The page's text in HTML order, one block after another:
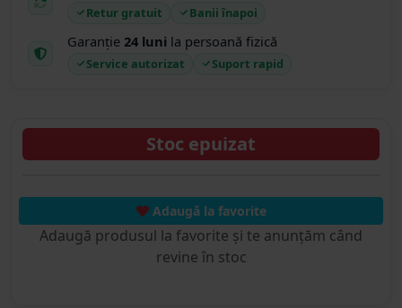
Retur gratuit Banii înapoi
Garanție 24 luni la persoană fizică
Service autorizat Suport rapid
Stoc epuizat
Adaugă la favorite
Adaugă produsul la favorite și te anunțăm când
revine în stoc